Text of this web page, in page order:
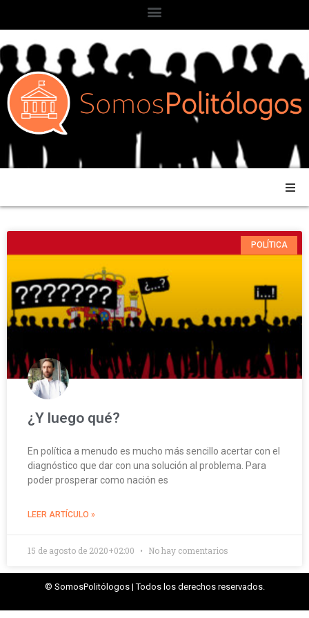
POLÍTICA
¿Y luego qué?
En política a menudo es mucho más sencillo acertar con el
diagnóstico que dar con una solución al problema. Para
poder prosperar como nación es
LEER ARTÍCULO »
15 de agosto de 2020+02:00 No hay comentarios
© SomosPolitólogos | Todos los derechos reservados.